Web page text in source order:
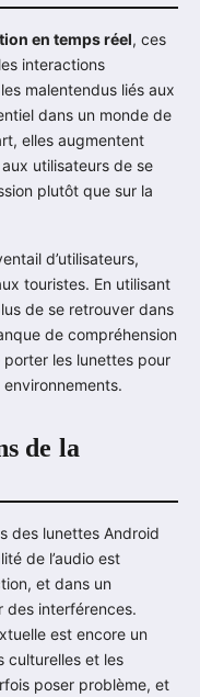
en temps réel, ces
interactions
malentendus liés aux
dans un monde de
elles augmentent
utilisateurs de se
plutôt que sur la
d’utilisateurs,
touristes. En utilisant
de se retrouver dans
de compréhension
porter les lunettes pour
de la
des lunettes Android
de l’audio est
et dans un
des interférences.
est encore un
culturelles et les
poser problème, et